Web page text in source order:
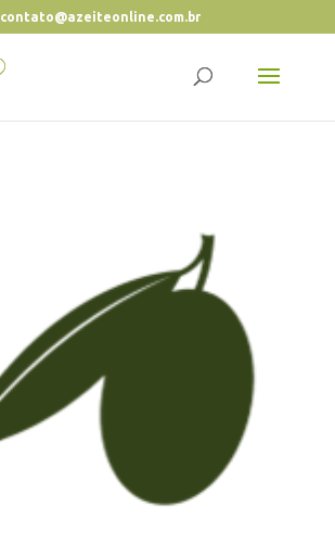
contato@azeiteonline.com.br